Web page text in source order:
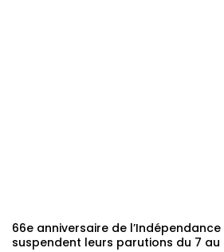
66e anniversaire de l’Indépendance
suspendent leurs parutions du 7 au